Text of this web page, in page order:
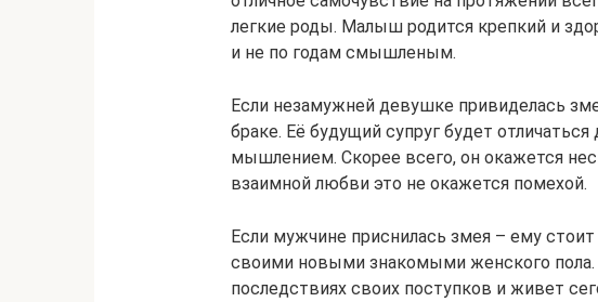
легкие роды. Малыш родится крепкий и
и не по годам смышленым.
Если незамужней девушке привиделась
браке. Её будущий супруг будет
мышлением. Скорее всего, он окажется
взаимной любви это не окажется помехой.
Если мужчине приснилась змея – ему
своими новыми знакомыми женского пола.
последствиях своих поступков и живет